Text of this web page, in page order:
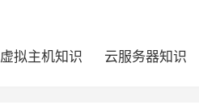
虚拟主机知识 云服务器知识